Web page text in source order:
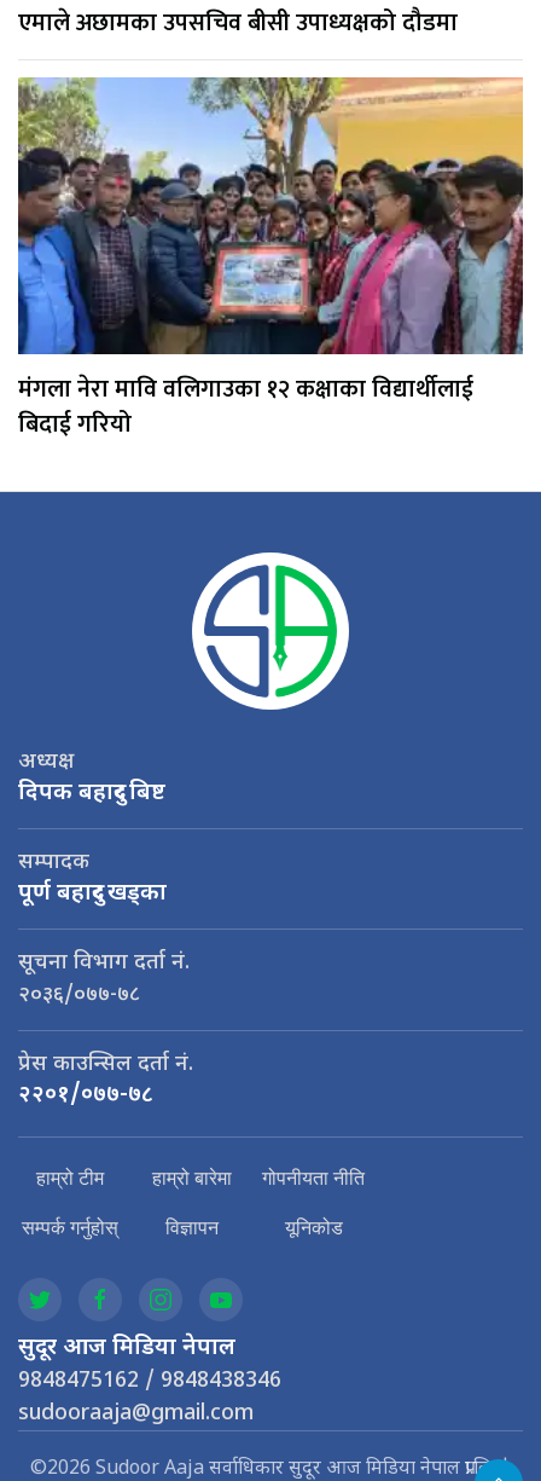
एमाले अछामका उपसचिव बीसी उपाध्यक्षको दौडमा
मंगला नेरा मावि वलिगाउका १२ कक्षाका विद्यार्थीलाई
बिदाई गरियो
अध्यक्ष
दिपक बहादुर बिष्ट
सम्पादक
पूर्ण बहादुर खड्का
सूचना विभाग दर्ता नं.
२०३६/०७७-७८
प्रेस काउन्सिल दर्ता नं.
२२०१/०७७-७८
हाम्रो टीम हाम्रो बारेमा गोपनीयता नीति
सम्पर्क गर्नुहोस् विज्ञापन यूनिकोड
सुदूर आज मिडिया नेपाल
9848475162 / 9848438346
sudooraaja@gmail.com
©2026 Sudoor Aaja सर्वाधिकार सुदूर आज मिडिया नेपाल प्रा.लि. |